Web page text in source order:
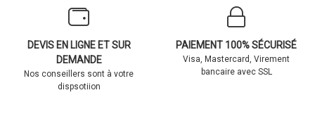
DEVIS EN LIGNE ET SUR
DEMANDE
Nos conseillers sont à votre
dispsotiion
PAIEMENT 100% SÉCURISÉ
Visa, Mastercard, Virement
bancaire avec SSL